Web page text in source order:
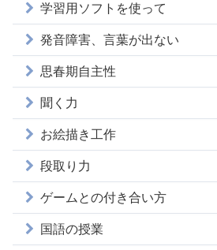
学習用ソフトを使って
発音障害、言葉が出ない
思春期自主性
聞く力
お絵描き工作
段取り力
ゲームとの付き合い方
国語の授業